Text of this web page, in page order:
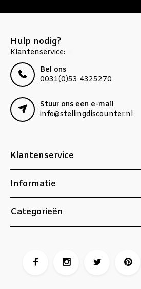
Hulp nodig?
Klantenservice:
Bel ons
0031(0)53 4325270
Stuur ons een e-mail
info@stellingdiscounter.nl
Klantenservice
Informatie
Categorieën